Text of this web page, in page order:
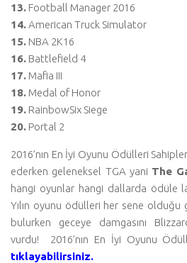
13. Football Manager 2016
14.American Truck Simulator
15. NBA 2K16
16. Battlefield 4
17. Mafia III
18. Medal of Honor
19. RainbowSix Siege
20. Portal 2
2016’nın En İyi Oyunu Ödülleri
ederken geleneksel TGA yani The
hangi oyunlar hangi dallarda ödüle
Yılın oyunu ödülleri her sene
bulurken geceye damgasını
vurdu! 2016’nın En İyi Oyunu
tıklayabilirsiniz.